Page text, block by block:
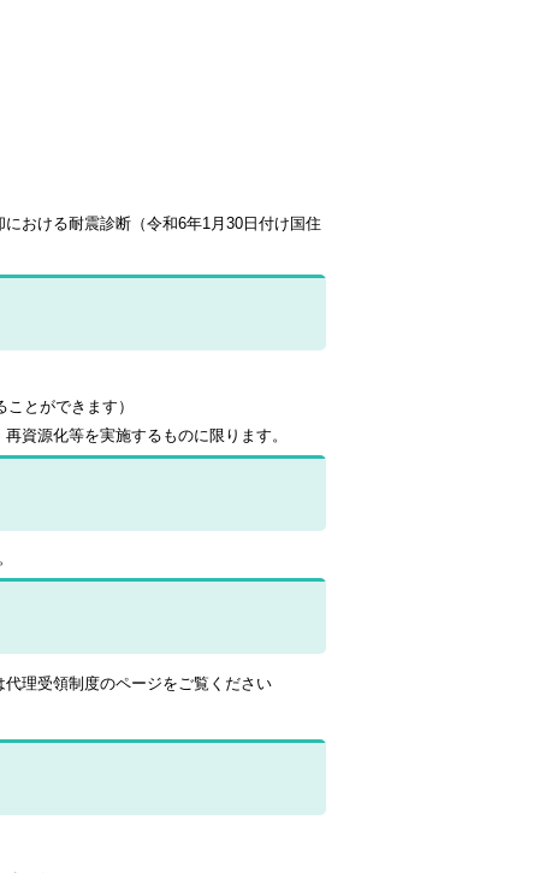
おける耐震診断 （令和6年1月30日付け国住
とができます）
再資源化等を実施するものに限ります。
理受領制度のページをご覧ください